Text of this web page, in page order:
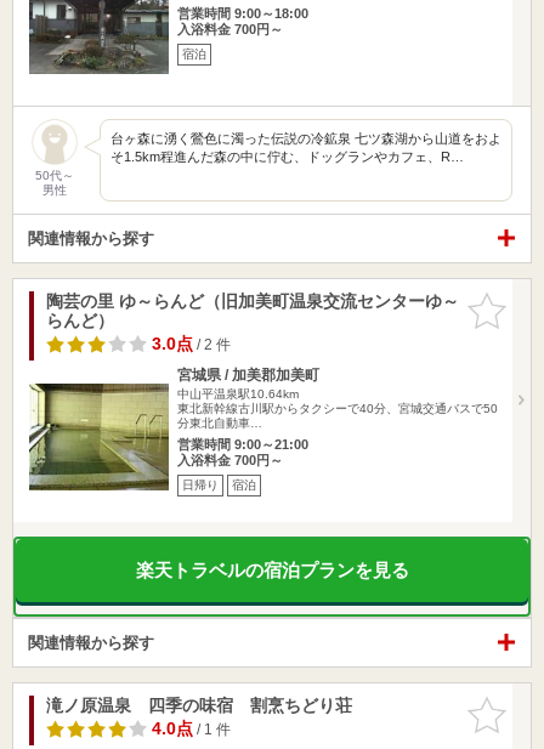
営業時間 9:00～18:00
入浴料金 700円～
宿泊
50代～
男性
台ヶ森に湧く鶯色に濁った伝説の冷鉱泉 七ツ森湖から山道をおよ
そ1.5km程進んだ森の中に佇む、ドッグランやカフェ、R…
関連情報から探す
お気に入
りに追加
陶芸の里 ゆ～らんど（旧加美町温泉交流センターゆ～
らんど）
3.0点/ 2 件
宮城県 / 加美郡加美町
中山平温泉駅10.64km
東北新幹線古川駅からタクシーで40分、宮城交通バスで50
分東北自動車…
営業時間 9:00～21:00
入浴料金 700円～
日帰り 宿泊
楽天トラベルの宿泊プランを見る
関連情報から探す
お気に入
りに追加
滝ノ原温泉 四季の味宿 割烹ちどり荘
4.0点/ 1 件